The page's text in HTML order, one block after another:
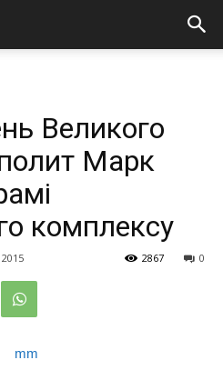
Великого
Марк
комплексу
0
2867